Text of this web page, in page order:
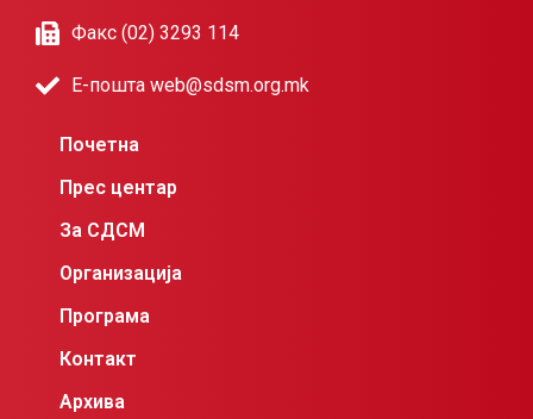
Факс (02) 3293 114
Е-пошта web@sdsm.org.mk
Почетна
Прес центар
За СДСМ
Организација
Програма
Контакт
Архива